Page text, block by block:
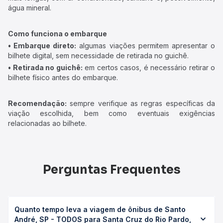
água mineral.
Como funciona o embarque
• Embarque direto: algumas viações permitem apresentar o
bilhete digital, sem necessidade de retirada no guichê.
• Retirada no guichê: em certos casos, é necessário retirar o
bilhete físico antes do embarque.
Recomendação: sempre verifique as regras específicas da
viação escolhida, bem como eventuais exigências
relacionadas ao bilhete.
Perguntas Frequentes
Quanto tempo leva a viagem de ônibus de Santo
André, SP - TODOS para Santa Cruz do Rio Pardo,